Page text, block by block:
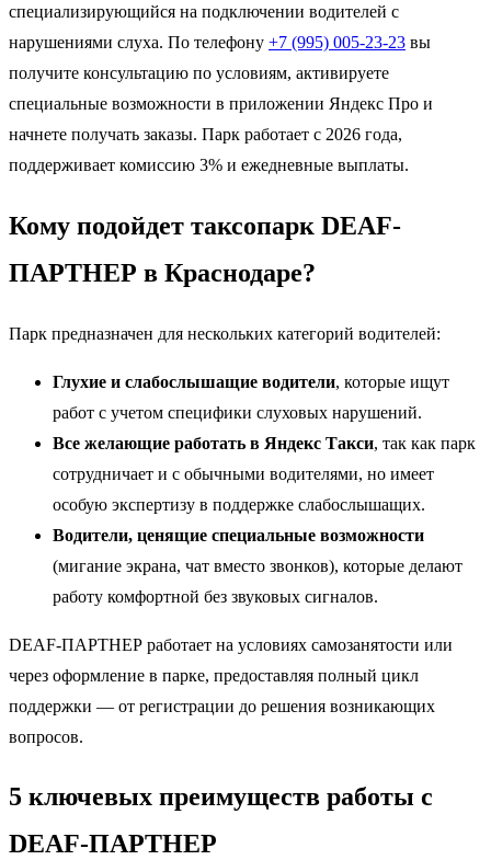
специализирующийся на подключении водителей с
нарушениями слуха. По телефону +7 (995) 005-23-23 вы
получите консультацию по условиям, активируете
специальные возможности в приложении Яндекс Про и
начнете получать заказы. Парк работает с 2026 года,
поддерживает комиссию 3% и ежедневные выплаты.
Кому подойдет таксопарк DEAF-
ПАРТНЕР в Краснодаре?
Парк предназначен для нескольких категорий водителей:
Глухие и слабослышащие водители, которые ищут
работ с учетом специфики слуховых нарушений.
Все желающие работать в Яндекс Такси, так как парк
сотрудничает и с обычными водителями, но имеет
особую экспертизу в поддержке слабослышащих.
Водители, ценящие специальные возможности
(мигание экрана, чат вместо звонков), которые делают
работу комфортной без звуковых сигналов.
DEAF-ПАРТНЕР работает на условиях самозанятости или
через оформление в парке, предоставляя полный цикл
поддержки — от регистрации до решения возникающих
вопросов.
5 ключевых преимуществ работы с
DEAF-ПАРТНЕР